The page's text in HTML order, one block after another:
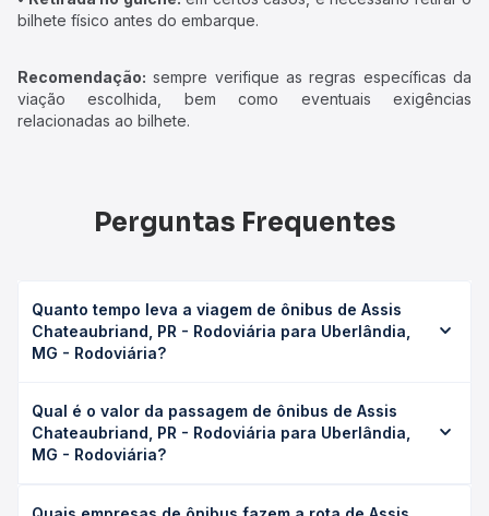
bilhete físico antes do embarque.
Recomendação: sempre verifique as regras específicas da
viação escolhida, bem como eventuais exigências
relacionadas ao bilhete.
Perguntas Frequentes
Quanto tempo leva a viagem de ônibus de Assis
Chateaubriand, PR - Rodoviária para Uberlândia,
MG - Rodoviária?
Rodoviária para Uberlândia, MG - Rodoviária leva em
média 19h 6min, podendo variar conforme a viação, o tipo
de serviço (convencional, executivo ou leito) e as
Qual é o valor da passagem de ônibus de Assis
Chateaubriand, PR - Rodoviária para Uberlândia,
MG - Rodoviária?